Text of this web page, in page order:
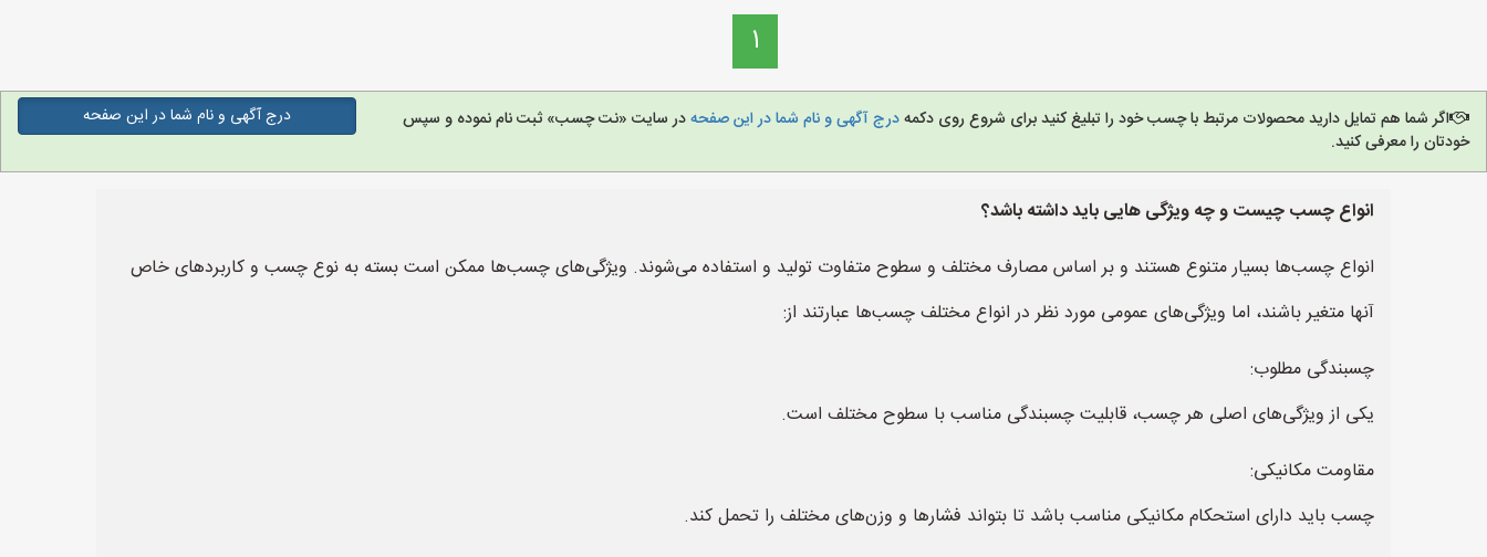
1
اگر شما هم تمایل دارید محصولات مرتبط با چسب خود را تبلیغ کنید برای شروع روی دکمهدرج آگهی و نام شما در این صفحهدر سایت «نت چسب» ثبت نام نموده و سپس
خودتان را معرفی کنید.
درج آگهی و نام شما در این صفحه
انواع چسب چیست و چه ویژگی هایی باید داشته باشد؟
انواع چسب‌ها بسیار متنوع هستند و بر اساس مصارف مختلف و سطوح متفاوت تولید و استفاده می‌شوند. ویژگی‌های چسب‌ها ممکن است بسته به نوع چسب و کاربردهای خاص
آنها متغیر باشند، اما ویژگی‌های عمومی مورد نظر در انواع مختلف چسب‌ها عبارتند از:
چسبندگی مطلوب:
یکی از ویژگی‌های اصلی هر چسب، قابلیت چسبندگی مناسب با سطوح مختلف است.
مقاومت مکانیکی:
چسب باید دارای استحکام مکانیکی مناسب باشد تا بتواند فشارها و وزن‌های مختلف را تحمل کند.